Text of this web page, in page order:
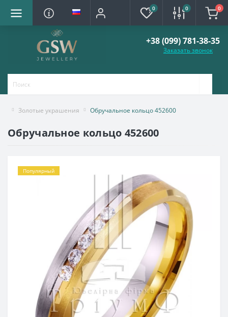
0 0 0
+38 (099) 781-38-35
Заказать звонок
Золотые украшения Обручальное кольцо 452600
Обручальное кольцо 452600
Популярный